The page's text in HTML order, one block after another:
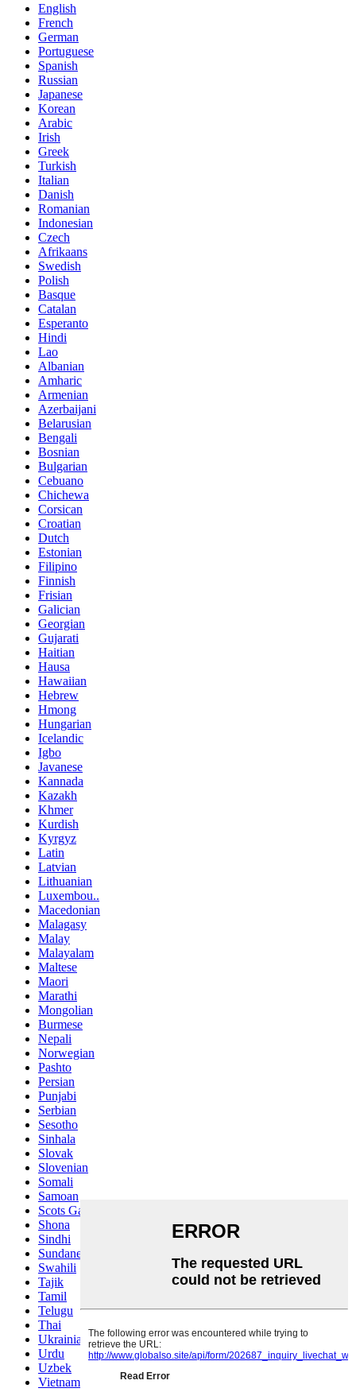
English
French
German
Portuguese
Spanish
Russian
Japanese
Korean
Arabic
Irish
Greek
Turkish
Italian
Danish
Romanian
Indonesian
Czech
Afrikaans
Swedish
Polish
Basque
Catalan
Esperanto
Hindi
Lao
Albanian
Amharic
Armenian
Azerbaijani
Belarusian
Bengali
Bosnian
Bulgarian
Cebuano
Chichewa
Corsican
Croatian
Dutch
Estonian
Filipino
Finnish
Frisian
Galician
Georgian
Gujarati
Haitian
Hausa
Hawaiian
Hebrew
Hmong
Hungarian
Icelandic
Igbo
Javanese
Kannada
Kazakh
Khmer
Kurdish
Kyrgyz
Latin
Latvian
Lithuanian
Luxembou..
Macedonian
Malagasy
Malay
Malayalam
Maltese
Maori
Marathi
Mongolian
Burmese
Nepali
Norwegian
Pashto
Persian
Punjabi
Serbian
Sesotho
Sinhala
Slovak
Slovenian
Somali
Samoan
Scots Gaelic
Shona
Sindhi
Sundanese
Swahili
Tajik
Tamil
Telugu
Thai
Ukrainian
Urdu
Uzbek
Vietnamese